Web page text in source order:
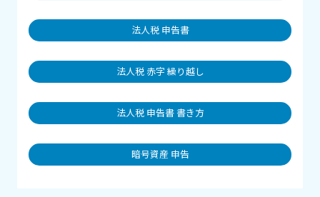
法人税 申告書
法人税 赤字 繰り越し
法人税 申告書 書き方
暗号資産 申告